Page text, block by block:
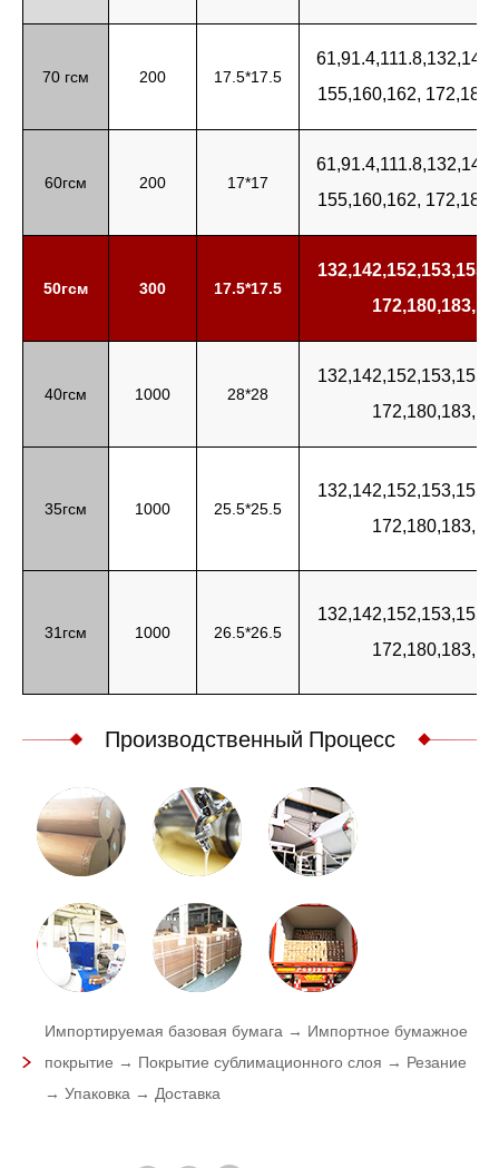
70 гсм 200 17.5*17.5
155,160,162,
60гсм 200 17*17
155,160,162,
50гсм 300 17.5*17.5
132,142,152,153,
40гсм 1000 28*28
132,142,152,153,
35гсм 1000 25.5*25.5
31гсм 1000 26.5*26.5
Производственный Процесс
Импортируемая базовая бумага → Импортное бумажное
покрытие → Покрытие сублимационного слоя → Резание
→ Упаковка → Доставка